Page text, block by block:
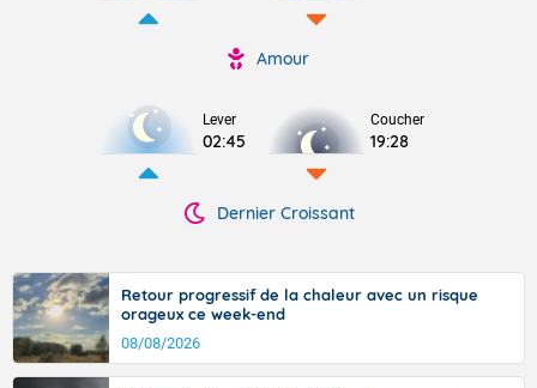
Amour
Lever
02:45
Coucher
19:28
Dernier Croissant
Retour progressif de la chaleur avec un risque
orageux ce week-end
08/08/2026